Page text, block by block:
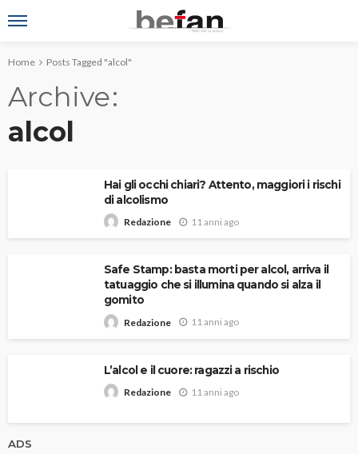
Home Posts Tagged "alcol"
Archive
alcol
Hai gli occhi chiari? Attento, maggiori i rischi
di alcolismo
Redazione 11 anni ago
Safe Stamp: basta morti per alcol, arriva il
tatuaggio che si illumina quando si alza il
gomito
Redazione 11 anni ago
L’alcol e il cuore: ragazzi a rischio
Redazione 11 anni ago
ADS